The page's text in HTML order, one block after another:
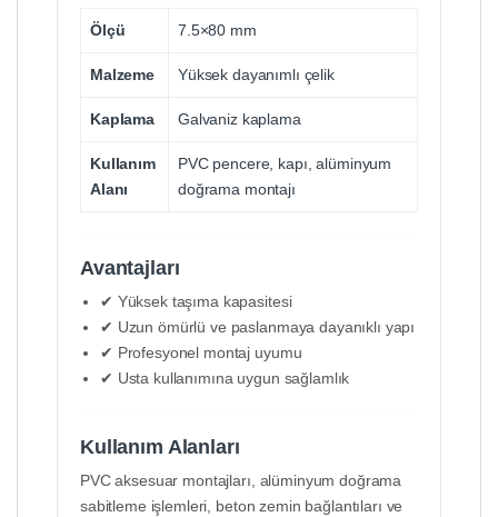
Ölçü 7.5×80 mm
Malzeme Yüksek dayanımlı çelik
Kaplama Galvaniz kaplama
Kullanım
Alanı
PVC pencere, kapı, alüminyum
doğrama montajı
Avantajları
✔ Yüksek taşıma kapasitesi
✔ Uzun ömürlü ve paslanmaya dayanıklı yapı
✔ Profesyonel montaj uyumu
✔ Usta kullanımına uygun sağlamlık
Kullanım Alanları
PVC aksesuar montajları, alüminyum doğrama
sabitleme işlemleri, beton zemin bağlantıları ve